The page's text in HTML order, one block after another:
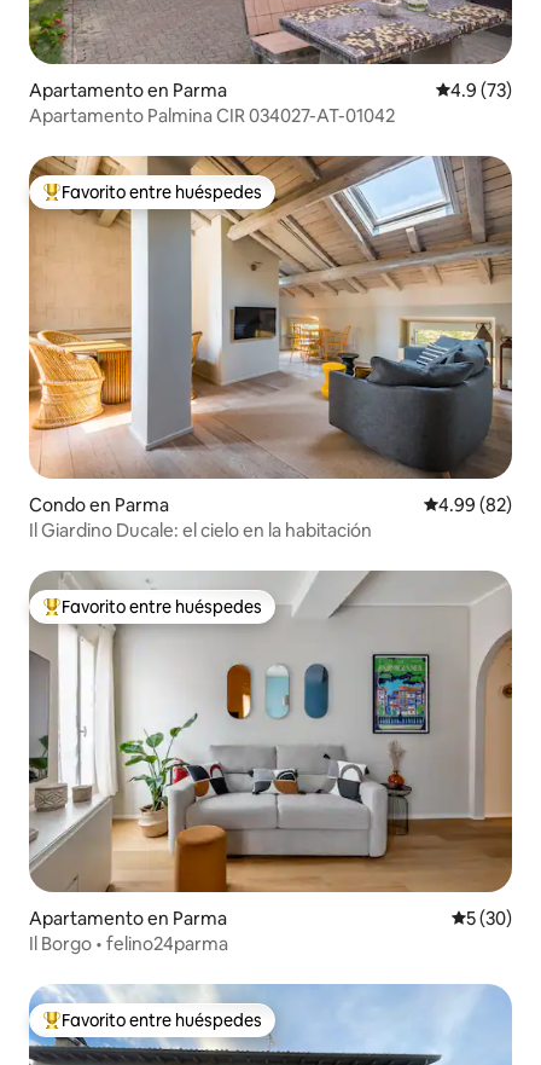
Apartamento en Parma Calificación
4.9 (73)
Apartamento Palmina CIR 034027-AT-01042
Favorito entre huéspedes preferido
Favorito entre huéspedes
Condo en Parma Calificación
4.99 (82)
Il Giardino Ducale: el cielo en la habitación
Favorito entre huéspedes preferido
Favorito entre huéspedes
Apartamento en Parma
5 (30)
Il Borgo • felino24parma
Favorito entre huéspedes preferido
Favorito entre huéspedes